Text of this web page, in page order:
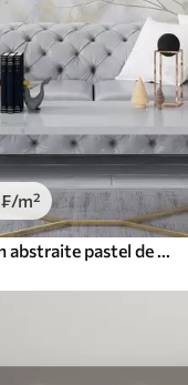
₣/m²